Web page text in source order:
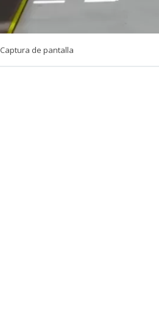
Captura de pantalla